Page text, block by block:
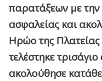
παρατάξεων με
ασφαλείας και
Ηρώο της Πλατείας
τελέστηκε
ακολούθησε